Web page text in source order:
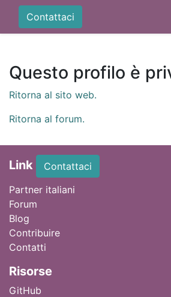
Contattaci
Questo profilo è
Ritorna al sito web.
Ritorna al forum.
Link
Contattaci
Partner italiani
Forum
Blog
Contribuire
Contatti
Risorse
GitHub